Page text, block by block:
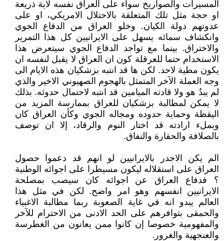
المسيرات والصواريخ سواء على العراق نفسه لاية ذريعة
او حجة مثل تلك المتعلقة بالاحتلال الامريكي، او على
عدوتهم دولة الكيان. وخلو العراق من الدفاع الجوي
وانكشاف سمائه يسهل على الايرانيين كل هذا التمرير
والاختراق. بينما مع تواجد الدفاع الجوي سيتعرض هذا
الاستخدام حتما للعرقلة كون ان العراق لا يقبل لنفسه ان
يكون مطية لاحد. لكن ها قد انتبه بزشكيان هذه الايام الى
وجه العملة الآخر المتمثل بالهجوم الصهيوني الاخير والذي
لم يبدُ هو ولا قادته الميامين قد انتبه لاحتمال حدوثه. بذلك
لا يمكن لمطالبة بزشكيان للعراق بممارسة المزيد من
اليقظة وحماية حدوده ومجاله الجوي وكأن العراق كان
وبملء ارادته قد اختار النوم والرقاد، إلا ان توصف
بالصلافة والحقارة والنفاق.
الم يكن الاجدر بالايرانيين لو انهم قد دعموا حصول
العراق على استقلاله ليكون مسيطرا على اجوائه الوطنية
؟ فدفاع العراق عن اجوائه كان سيصب بمصلحة
الايرانيين انفسهم وهو امر واضح. لكن في مثل هذا
العالم يبدو انه في غاية الصعوبة ربما مطالبة الاغبياء
والحمقى بتوافرهم على الحد الادنى من الاحترام للآخر
والمفهومية خصوصا إن كانوا ممن يعانون من الغطرسة
والعنجهية والغرور.